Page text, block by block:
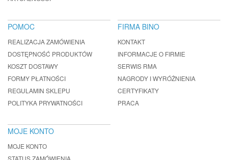
POMOC
REALIZACJA ZAMÓWIENIA
DOSTĘPNOŚĆ PRODUKTÓW
KOSZT DOSTAWY
FORMY PŁATNOŚCI
REGULAMIN SKLEPU
POLITYKA PRYWATNOŚCI
FIRMA BINO
KONTAKT
INFORMACJE O FIRMIE
SERWIS RMA
NAGRODY I WYRÓŻNIENIA
CERTYFIKATY
PRACA
MOJE KONTO
MOJE KONTO
STATUS ZAMÓWIENIA